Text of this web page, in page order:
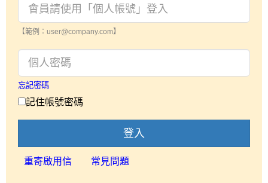
【範例：user@company.com】
忘記密碼
記住帳號密碼
登入
重寄啟用信 常見問題